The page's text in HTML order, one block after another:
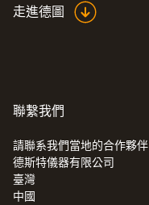
走進德圖
聯繫我們
請聯系我們當地的合作夥伴
德斯特儀器有限公司
臺灣
中國